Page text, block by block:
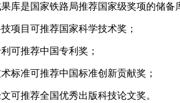
库是国家铁路局推荐国家级奖项的储备
目可推荐国家科学技术奖；
推荐中国专利奖；
准可推荐中国标准创新贡献奖；
推荐全国优秀出版科技论文奖。